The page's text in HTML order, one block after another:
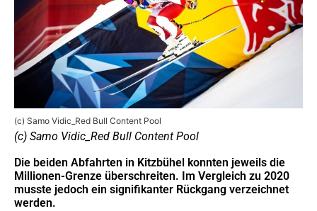
(c) Samo Vidic_Red Bull Content Pool
(c) Samo Vidic_Red Bull Content Pool
Die beiden Abfahrten in Kitzbühel konnten jeweils die
Millionen-Grenze überschreiten. Im Vergleich zu 2020
musste jedoch ein signifikanter Rückgang verzeichnet
werden.